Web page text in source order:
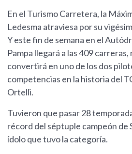
En el Turismo Carretera, la
Ledesma atraviesa por su
Y este fin de semana en el
Pampa llegará a las 409 carreras,
convertirá en uno de los dos
competencias en la historia del
Ortelli.
Tuvieron que pasar 28
récord del séptuple campeón de
ídolo que tuvo la categoría.